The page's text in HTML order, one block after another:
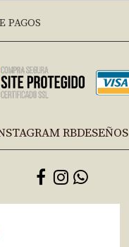
PAGOS
RBDESEÑOS